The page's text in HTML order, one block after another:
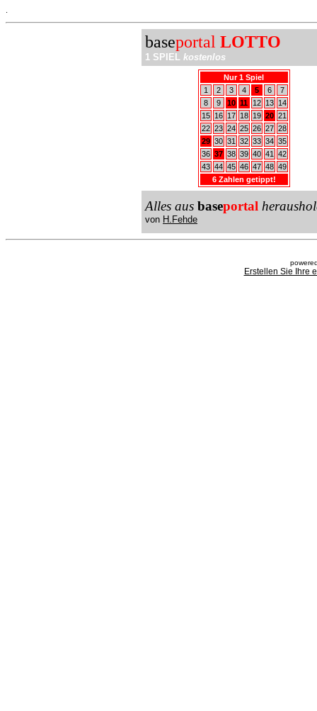
baseportal LOTTO
1 SPIEL kostenlos
Nur 1 Spiel
1
2 3 4 5 6
7
8
9 10 11 12 13
14
15
16 17 18 19 20 21
22 23 24 25 26 27 28
29 30 31 32 33 34 35
36 37 38 39 40 41
42
43 44 45 46 47 48 49
6 Zahlen getippt!
Alles aus baseportal
von H.Fehde
Erstellen Sie Ihre